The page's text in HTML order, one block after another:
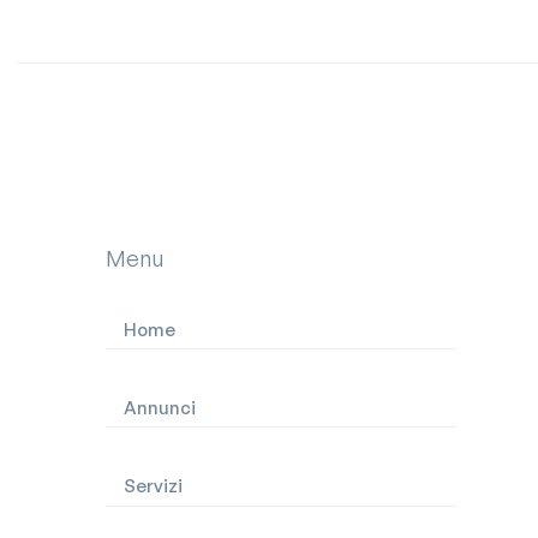
Menu
Home
Annunci
Servizi